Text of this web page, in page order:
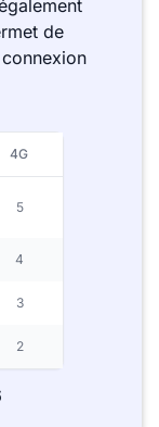
de
connexion
4G
5
4
3
2